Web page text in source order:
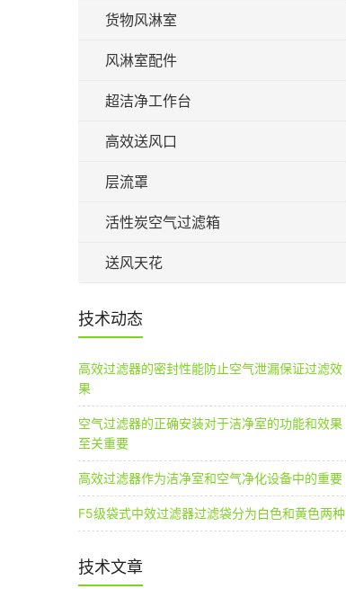
货物风淋室
风淋室配件
超洁净工作台
高效送风口
层流罩
活性炭空气过滤箱
送风天花
技术动态
高效过滤器的密封性能防止空气泄漏保证过滤效
果
空气过滤器的正确安装对于洁净室的功能和效果
至关重要
高效过滤器作为洁净室和空气净化设备中的重要
F5级袋式中效过滤器过滤袋分为白色和黄色两种
技术文章